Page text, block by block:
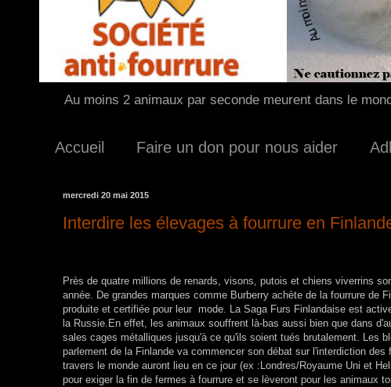
Au moins 2 animaux par seconde meurent dans le
Accueil Faire un don pour nous aider
mercredi 20 mai 2015
Interdire les élevages à fourrure en
Près de quatre millions de renards, visons, putois et chiens viverrins
année. De grandes marques comme Burberry achète de la fourrure de
produite et certifiée pour leur mode. La Saga Furs Finlandaise est
la Russie. En effet, les animaux souffrent là-bas aussi bien que dans
sales cages métalliques jusqu'à ce qu'ils soient tués brutalement. Les
parlement de la Finlande va commencer son débat sur l'interdiction
travers le monde auront lieu en ce jour (ex :Londres/Royaume Uni et
pour exiger la fin de fermes à fourrure et se lèveront pour les animaux